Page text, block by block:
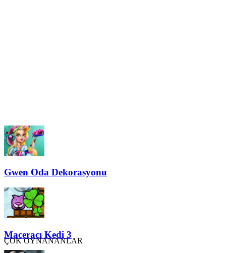
Gwen Oda Dekorasyonu
Maceracı Kedi 3
ÇOK OYNANANLAR